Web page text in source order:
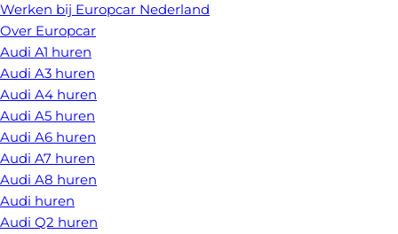
Werken bij Europcar Nederland
Over Europcar
Audi A1 huren
Audi A3 huren
Audi A4 huren
Audi A5 huren
Audi A6 huren
Audi A7 huren
Audi A8 huren
Audi huren
Audi Q2 huren